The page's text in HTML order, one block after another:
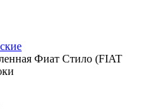
Фиат Стило (FIAT